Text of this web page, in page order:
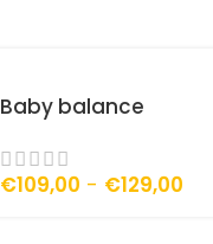
Baby balance
€109,00 - €129,00